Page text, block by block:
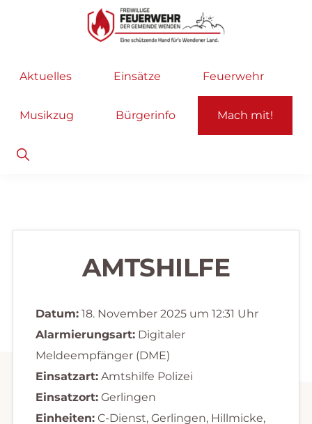
Hauptnavigation
Feuerwehr
helfen
selbstverständlich!
Aktuelles Einsätze Feuerwehr
Musikzug Bürgerinfo Mach mit!
Show
Search
AMTSHILFE
Datum:18. November 2025 um 12:31 Uhr
Alarmierungsart:Digitaler
Meldeempfänger (DME)
Einsatzart:Amtshilfe Polizei
Einsatzort:Gerlingen
Einheiten:C-Dienst, Gerlingen, Hillmicke,